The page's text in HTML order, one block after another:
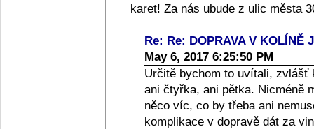
karet! Za nás ubude z ulic města
Re: Re: DOPRAVA V KOLÍNĚ
May 6, 2017 6:25:50 PM
Určitě bychom to uvítali, zvlášť
ani čtyřka, ani pětka. Nicméně
něco víc, co by třeba ani
komplikace v dopravě dát za